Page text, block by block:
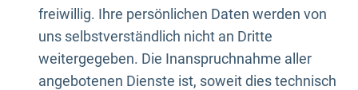
freiwillig. Ihre persönlichen Daten werden von
uns selbstverständlich nicht an Dritte
weitergegeben. Die Inanspruchnahme aller
angebotenen Dienste ist, soweit dies technisch